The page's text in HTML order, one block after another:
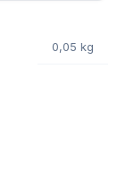
0,05 kg